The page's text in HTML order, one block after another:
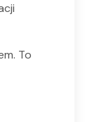
To